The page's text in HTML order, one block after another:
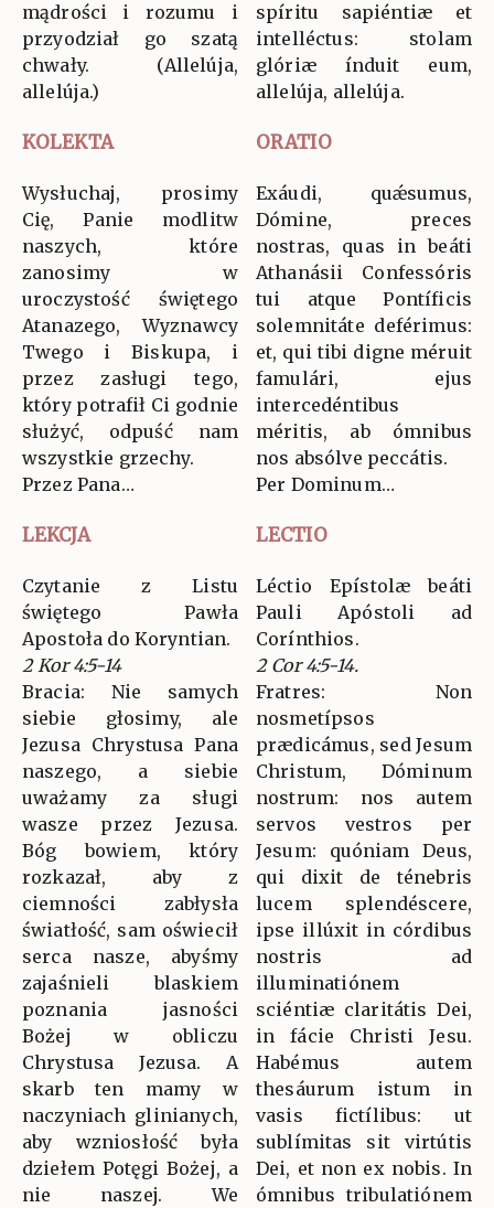
mądrości i rozumu i
przyodział go szatą
chwały. (Allelúja,
allelúja.)
spíritu sapiéntiæ et
intelléctus: stolam
glóriæ índuit eum,
allelúja, allelúja.
KOLEKTA ORATIO
Wysłuchaj, prosimy
Cię, Panie modlitw
naszych, które
zanosimy w
uroczystość świętego
Atanazego, Wyznawcy
Twego i Biskupa, i
przez zasługi tego,
który potrafił Ci godnie
służyć, odpuść nam
wszystkie grzechy.
Przez Pana…
Exáudi, quǽsumus,
Dómine, preces
nostras, quas in beáti
Athanásii Confessóris
tui atque Pontíficis
solemnitáte deférimus:
et, qui tibi digne méruit
famulári, ejus
intercedéntibus
méritis, ab ómnibus
nos absólve peccátis.
Per Dominum…
LEKCJA LECTIO
Czytanie z Listu
świętego Pawła
Apostoła do Koryntian.
2 Kor 4:5-14
Bracia: Nie samych
siebie głosimy, ale
Jezusa Chrystusa Pana
naszego, a siebie
uważamy za sługi
wasze przez Jezusa.
Bóg bowiem, który
rozkazał, aby z
ciemności zabłysła
światłość, sam oświecił
serca nasze, abyśmy
zajaśnieli blaskiem
poznania jasności
Bożej w obliczu
Chrystusa Jezusa. A
skarb ten mamy w
naczyniach glinianych,
aby wzniosłość była
dziełem Potęgi Bożej, a
nie naszej. We
Léctio Epístolæ beáti
Pauli Apóstoli ad
Corínthios.
2 Cor 4:5-14.
Fratres: Non
nosmetípsos
prædicámus, sed Jesum
Christum, Dóminum
nostrum: nos autem
servos vestros per
Jesum: quóniam Deus,
qui dixit de ténebris
lucem splendéscere,
ipse illúxit in córdibus
nostris ad
illuminatiónem
sciéntiæ claritátis Dei,
in fácie Christi Jesu.
Habémus autem
thesáurum istum in
vasis fictílibus: ut
sublímitas sit virtútis
Dei, et non ex nobis. In
ómnibus tribulatiónem